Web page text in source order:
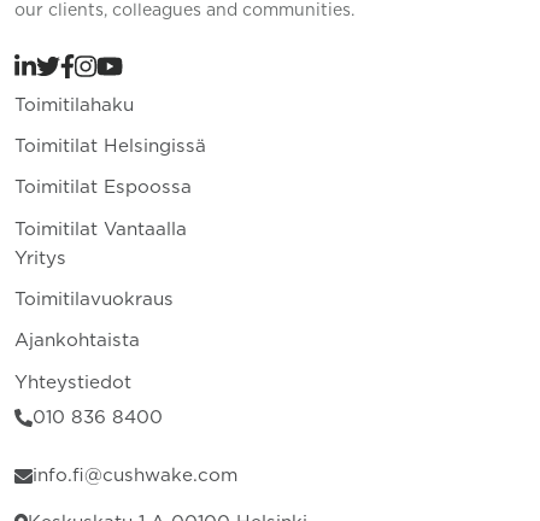
our clients, colleagues and communities.
Toimitilahaku
Toimitilat Helsingissä
Toimitilat Espoossa
Toimitilat Vantaalla
Yritys
Toimitilavuokraus
Ajankohtaista
Yhteystiedot
010 836 8400
info.fi@cushwake.com